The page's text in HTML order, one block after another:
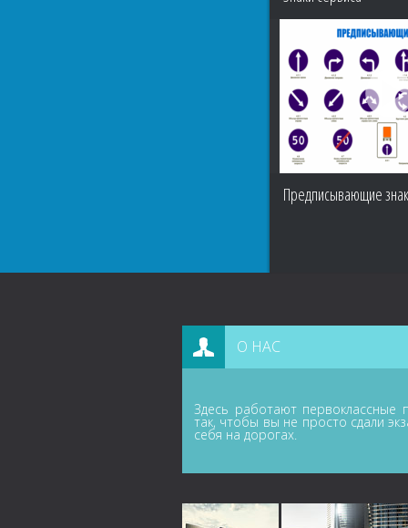
Предписывающие
О НАС
Здесь работают первоклассные
так, чтобы вы не просто сдали
себя на дорогах.